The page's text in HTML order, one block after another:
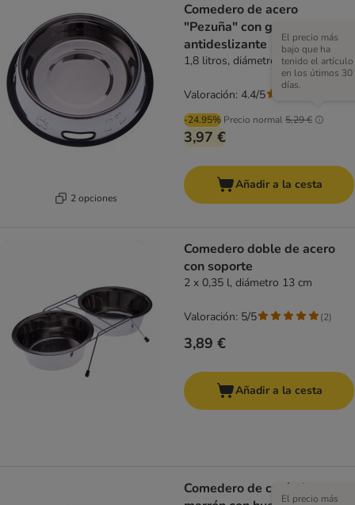
2 opciones
Comedero de acero
"Pezuña" con goma
antideslizante
1,8 litros, diámetro 27 cm
-24.95% Precio normal5,29 €
El precio más
bajo que ha
tenido el artículo
en los útimos 30
días.
3,97 €
Valoración: 4.4/5
Añadir a la cesta
Comedero doble de acero
con soporte
2 x 0,35 l, diámetro 13 cm
3,89 €
Valoración: 5/5 (2)
Añadir a la cesta
Comedero de cerámica
El precio más